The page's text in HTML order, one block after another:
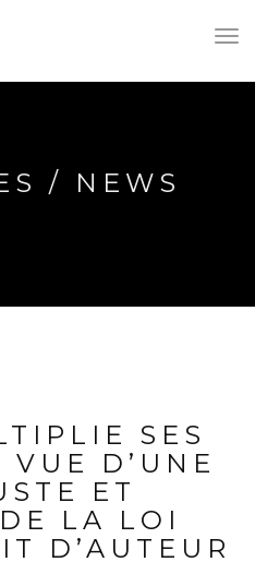
/ NEWS
SES
D’UNE
ET
LA LOI
D’AUTEUR